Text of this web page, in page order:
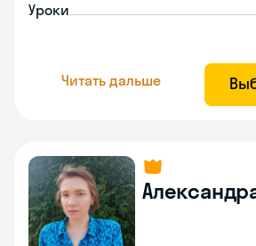
Уроки
Читать дальше